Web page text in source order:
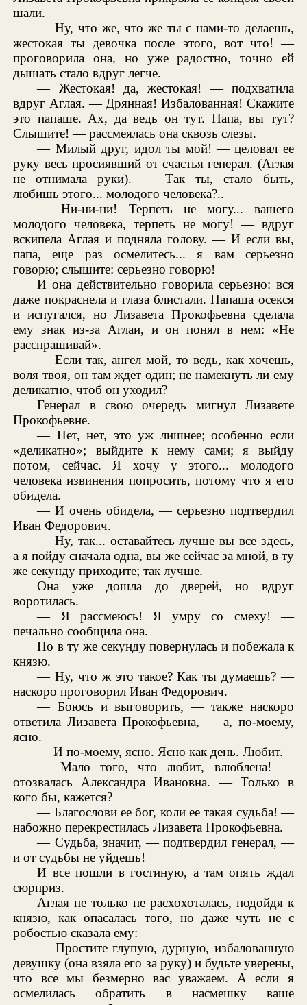
шали.
— Ну, что же, что же ты с нами-то делаешь,
жестокая ты девочка после этого, вот что! —
проговорила она, но уже радостно, точно ей
дышать стало вдруг легче.
— Жестокая! да, жестокая! — подхватила
вдруг Аглая. — Дрянная! Избалованная! Скажите
это папаше. Ах, да ведь он тут. Папа, вы тут?
Слышите! — рассмеялась она сквозь слезы.
— Милый друг, идол ты мой! — целовал ее
руку весь просиявший от счастья генерал. (Аглая
не отнимала руки). — Так ты, стало быть,
любишь этого... молодого человека?..
— Ни-ни-ни! Терпеть не могу... вашего
молодого человека, терпеть не могу! — вдруг
вскипела Аглая и подняла голову. — И если вы,
папа, еще раз осмелитесь... я вам серьезно
говорю; слышите: серьезно говорю!
И она действительно говорила серьезно: вся
даже покраснела и глаза блистали. Папаша осекся
и испугался, но Лизавета Прокофьевна сделала
ему знак из-за Аглаи, и он понял в нем: «Не
расспрашивай».
— Если так, ангел мой, то ведь, как хочешь,
воля твоя, он там ждет один; не намекнуть ли ему
деликатно, чтоб он уходил?
Генерал в свою очередь мигнул Лизавете
Прокофьевне.
— Нет, нет, это уж лишнее; особенно если
«деликатно»; выйдите к нему сами; я выйду
потом, сейчас. Я хочу у этого... молодого
человека извинения попросить, потому что я его
обидела.
— И очень обидела, — серьезно подтвердил
Иван Федорович.
— Ну, так... оставайтесь лучше вы все здесь,
а я пойду сначала одна, вы же сейчас за мной, в ту
же секунду приходите; так лучше.
Она уже дошла до дверей, но вдруг
воротилась.
— Я рассмеюсь! Я умру со смеху! —
печально сообщила она.
Но в ту же секунду повернулась и побежала к
князю.
— Ну, что ж это такое? Как ты думаешь? —
наскоро проговорил Иван Федорович.
— Боюсь и выговорить, — также наскоро
ответила Лизавета Прокофьевна, — а, по-моему,
ясно.
— И по-моему, ясно. Ясно как день. Любит.
— Мало того, что любит, влюблена! —
отозвалась Александра Ивановна. — Только в
кого бы, кажется?
— Благослови ее бог, коли ее такая судьба! —
набожно перекрестилась Лизавета Прокофьевна.
— Судьба, значит, — подтвердил генерал, —
и от судьбы не уйдешь!
И все пошли в гостиную, а там опять ждал
сюрприз.
Аглая не только не расхохоталась, подойдя к
князю, как опасалась того, но даже чуть не с
робостью сказала ему:
— Простите глупую, дурную, избалованную
девушку (она взяла его за руку) и будьте уверены,
что все мы безмерно вас уважаем. А если я
осмелилась обратить в насмешку ваше